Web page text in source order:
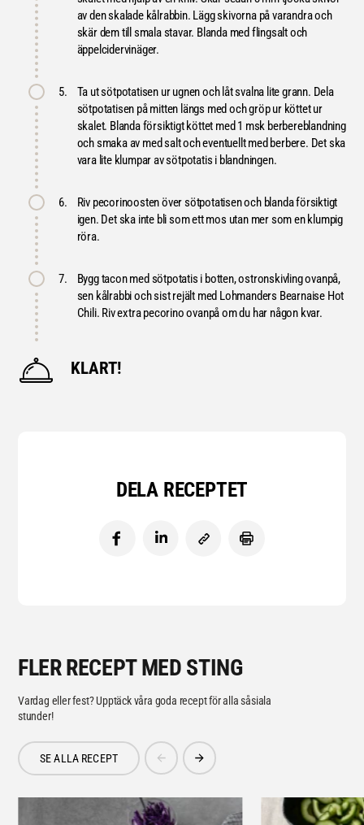
av den skalade kålrabbin. Lägg skivorna på varandra och
skär dem till smala stavar. Blanda med flingsalt och
äppelcidervinäger.
5.
Ta ut sötpotatisen ur ugnen och låt svalna lite grann. Dela
sötpotatisen på mitten längs med och gröp ur köttet ur
skalet. Blanda försiktigt köttet med 1 msk berbereblandning
och smaka av med salt och eventuellt med berbere. Det ska
vara lite klumpar av sötpotatis i blandningen.
6.
Riv pecorinoosten över sötpotatisen och blanda försiktigt
igen. Det ska inte bli som ett mos utan mer som en klumpig
röra.
7.
Bygg tacon med sötpotatis i botten, ostronskivling ovanpå,
sen kålrabbi och sist rejält med Lohmanders Bearnaise Hot
Chili. Riv extra pecorino ovanpå om du har någon kvar.
KLART!
DELA RECEPTET
FLER RECEPT MED STING
Vardag eller fest? Upptäck våra goda recept för alla såsiala
stunder!
SE ALLA RECEPT